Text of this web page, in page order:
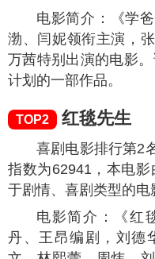
电影简介：《学
渤、闫妮领衔主演，
万茜特别出演的电影
计划的一部作品。
TOP2 红毯先生
喜剧电影排行第2
指数为62941，本电影
于剧情、喜剧类型的电
电影简介：《红
丹、王昂编剧，刘德